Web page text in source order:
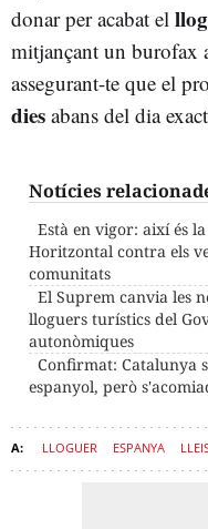
donar per acabat el
mitjançant un burofax
assegurant-te que el
dies abans del dia
Notícies
Està en vigor: així és
Horitzontal contra els
comunitats
El Suprem canvia les
lloguers turístics del
autonòmiques
Confirmat: Catalunya
espanyol, però
LLOGUER ESPANYA